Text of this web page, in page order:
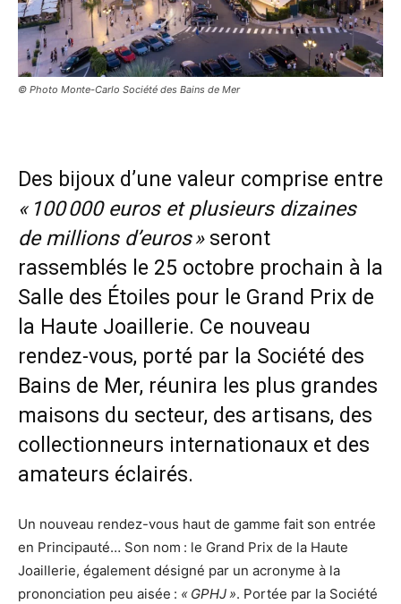
© Photo Monte-Carlo Société des Bains de Mer
Des bijoux d’une valeur comprise entre
« 100 000 euros et plusieurs dizaines
de millions d’euros »seront
rassemblés le 25 octobre prochain à la
Salle des Étoiles pour le Grand Prix de
la Haute Joaillerie. Ce nouveau
rendez-vous, porté par la Société des
Bains de Mer, réunira les plus grandes
maisons du secteur, des artisans, des
collectionneurs internationaux et des
amateurs éclairés.
Un nouveau rendez-vous haut de gamme fait son entrée
en Principauté… Son nom : le Grand Prix de la Haute
Joaillerie, également désigné par un acronyme à la
prononciation peu aisée : « GPHJ ». Portée par la Société